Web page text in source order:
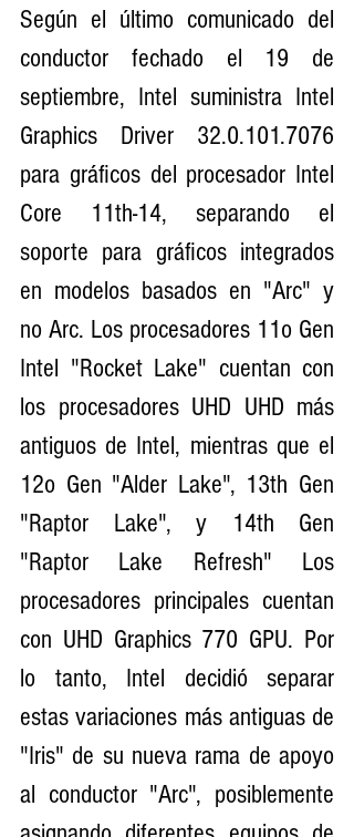
Según el último comunicado del
conductor fechado el 19 de
septiembre, Intel suministra Intel
Graphics Driver 32.0.101.7076
para gráficos del procesador Intel
Core 11th-14, separando el
soporte para gráficos integrados
en modelos basados en "Arc" y
no Arc. Los procesadores 11o Gen
Intel "Rocket Lake" cuentan con
los procesadores UHD UHD más
antiguos de Intel, mientras que el
12o Gen "Alder Lake", 13th Gen
"Raptor Lake", y 14th Gen
"Raptor Lake Refresh" Los
procesadores principales cuentan
con UHD Graphics 770 GPU. Por
lo tanto, Intel decidió separar
estas variaciones más antiguas de
"Iris" de su nueva rama de apoyo
al conductor "Arc", posiblemente